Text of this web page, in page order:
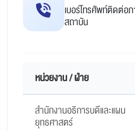
เบอร์โทรศัพท์ติดต่อ
สถาบัน
หน่วยงาน / ฝ่าย
สำนักงานอธิการบดีและแผน
ยุทธศาสตร์